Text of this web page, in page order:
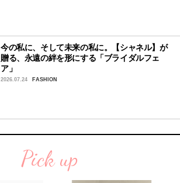
今の私に、そして未来の私に。【シャネル】が
贈る、永遠の絆を形にする「ブライダルフェ
ア」
2026.07.24 FASHION
Pick up